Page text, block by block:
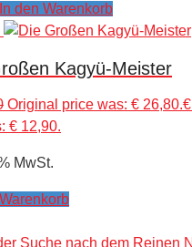
In den Warenkorb
Kagyü-Meister
Original price was: € 26,80.€
€ 12,90.
MwSt.